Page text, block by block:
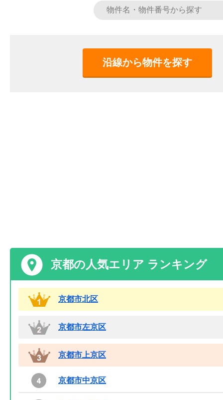
沿線から物件を探す
京都の人気エリア ランキング
京都市北区
京都市左京区
京都市上京区
京都市中京区